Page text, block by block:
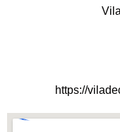
https://